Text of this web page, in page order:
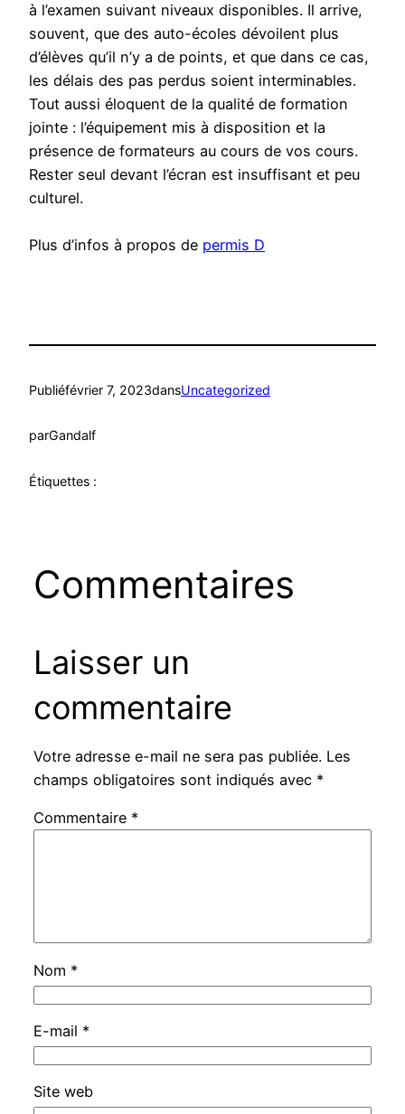
à l’examen suivant niveaux disponibles. Il arrive,
souvent, que des auto-écoles dévoilent plus
d’élèves qu’il n’y a de points, et que dans ce cas,
les délais des pas perdus soient interminables.
Tout aussi éloquent de la qualité de formation
jointe : l’équipement mis à disposition et la
présence de formateurs au cours de vos cours.
Rester seul devant l’écran est insuffisant et peu
culturel.
Plus d’infos à propos de permis D
Publiéfévrier 7, 2023dansUncategorized
parGandalf
Étiquettes :
Commentaires
Laisser un
commentaire
Votre adresse e-mail ne sera pas publiée. Les
champs obligatoires sont indiqués avec *
Commentaire *
Nom *
E-mail *
Site web